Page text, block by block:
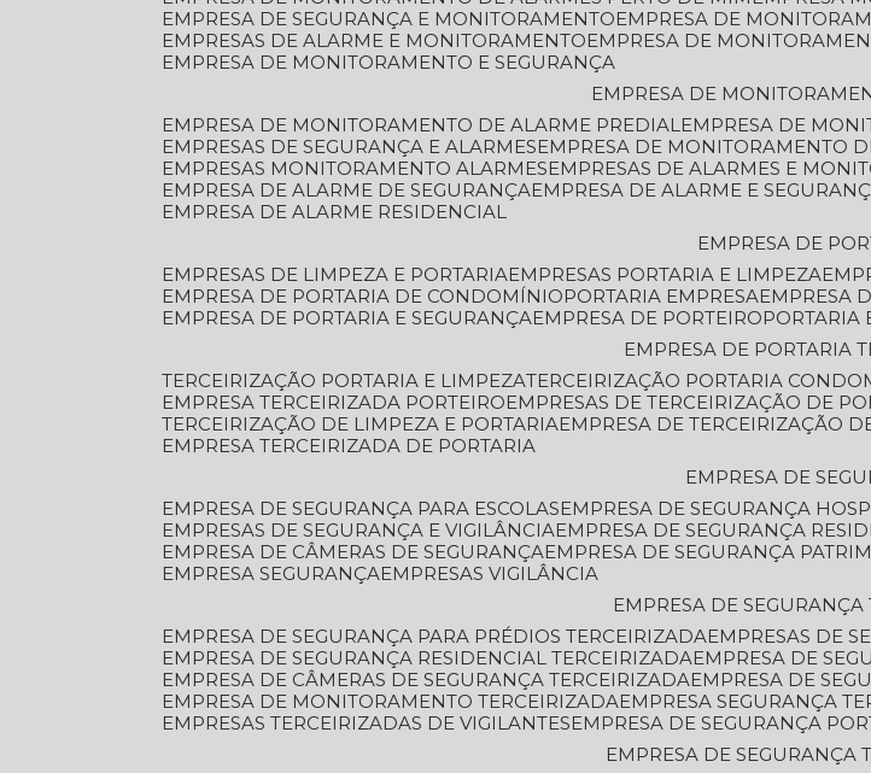
EMPRESA DE SEGURANÇA E MONITORAMENTO
EMPRESA DE
EMPRESAS DE ALARME E MONITORAMENTO
EMPRESA DE
EMPRESA DE MONITORAMENTO E SEGURANÇA
EMPRESA DE
EMPRESA DE MONITORAMENTO DE ALARME PREDIAL
EMPRESA DE
EMPRESAS DE SEGURANÇA E ALARMES
EMPRESA DE MONITORAMENTO
EMPRESAS MONITORAMENTO ALARMES
EMPRESAS DE ALARMES E
EMPRESA DE ALARME DE SEGURANÇA
EMPRESA DE ALARME E
EMPRESA DE ALARME RESIDENCIAL
EMPRESA DE
EMPRESAS DE LIMPEZA E PORTARIA
EMPRESAS PORTARIA E LIMPEZA
EMPRESA DE PORTARIA DE CONDOMÍNIO
PORTARIA EMPRESA
EMPRESA
EMPRESA DE PORTARIA E SEGURANÇA
EMPRESA DE PORTEIRO
EMPRESA DE PORTARIA
TERCEIRIZAÇÃO PORTARIA E LIMPEZA TERCEIRIZAÇÃO PORTARIA
EMPRESA TERCEIRIZADA PORTEIRO
EMPRESAS DE TERCEIRIZAÇÃO DE
TERCEIRIZAÇÃO DE LIMPEZA E PORTARIA
EMPRESA DE TERCEIRIZAÇÃO
EMPRESA TERCEIRIZADA DE PORTARIA
EMPRESA DE
EMPRESA DE SEGURANÇA PARA ESCOLAS
EMPRESA DE SEGURANÇA
EMPRESAS DE SEGURANÇA E VIGILÂNCIA
EMPRESA DE SEGURANÇA
EMPRESA DE CÂMERAS DE SEGURANÇA
EMPRESA DE SEGURANÇA
EMPRESA SEGURANÇA
EMPRESAS VIGILÂNCIA
EMPRESA DE
EMPRESA DE SEGURANÇA PARA PRÉDIOS TERCEIRIZADA
EMPRESAS DE
EMPRESA DE SEGURANÇA RESIDENCIAL TERCEIRIZADA
EMPRESA DE
EMPRESA DE CÂMERAS DE SEGURANÇA TERCEIRIZADA
EMPRESA DE
EMPRESA DE MONITORAMENTO TERCEIRIZADA
EMPRESA SEGURANÇA
EMPRESAS TERCEIRIZADAS DE VIGILANTES
EMPRESA DE SEGURANÇA
EMPRESA DE SEGURANÇA